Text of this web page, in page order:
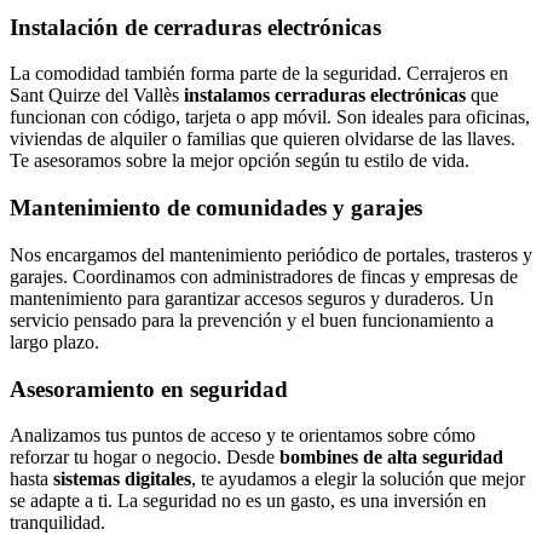
Instalación de cerraduras electrónicas
La comodidad también forma parte de la seguridad. Cerrajeros en
Sant Quirze del Vallès instalamos cerraduras electrónicas que
funcionan con código, tarjeta o app móvil. Son ideales para oficinas,
viviendas de alquiler o familias que quieren olvidarse de las llaves.
Te asesoramos sobre la mejor opción según tu estilo de vida.
Mantenimiento de comunidades y garajes
Nos encargamos del mantenimiento periódico de portales, trasteros y
garajes. Coordinamos con administradores de fincas y empresas de
mantenimiento para garantizar accesos seguros y duraderos. Un
servicio pensado para la prevención y el buen funcionamiento a
largo plazo.
Asesoramiento en seguridad
Analizamos tus puntos de acceso y te orientamos sobre cómo
reforzar tu hogar o negocio. Desde bombines de alta seguridad
hasta sistemas digitales, te ayudamos a elegir la solución que mejor
se adapte a ti. La seguridad no es un gasto, es una inversión en
tranquilidad.